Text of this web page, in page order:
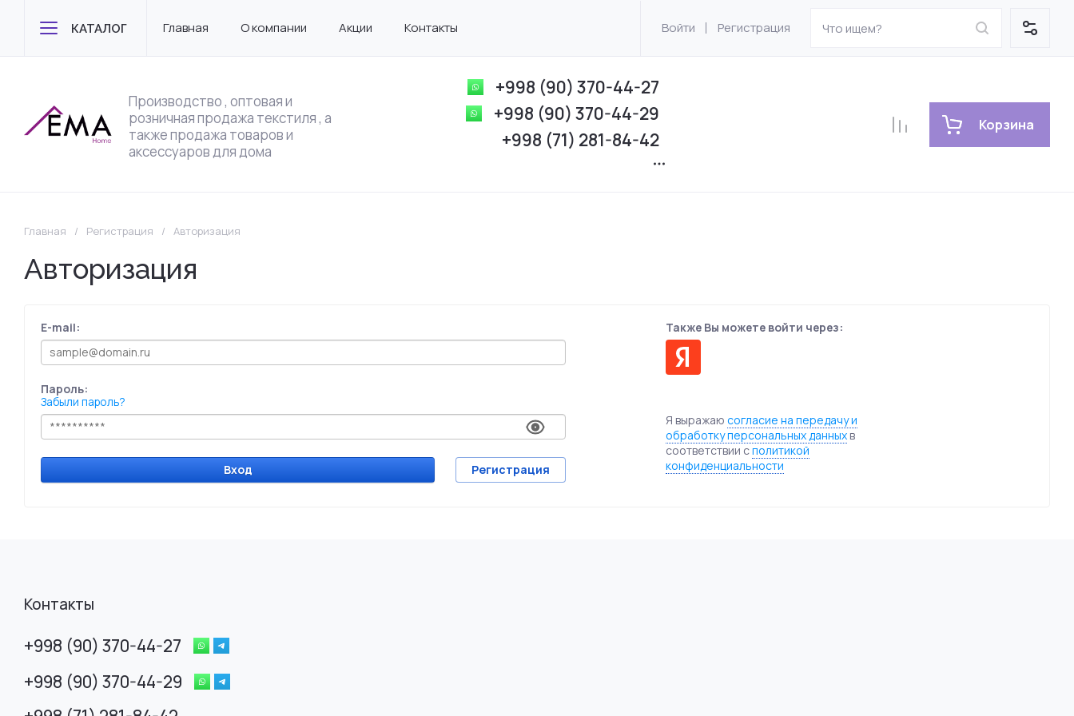
КАТАЛОГ Главная О компании Акции Контакты Войти Регистрация
Производство , оптовая и
розничная продажа текстиля , а
также продажа товаров и
аксессуаров для дома
+998 (90) 370-44-27
+998 (90) 370-44-29
+998 (71) 281-84-42
Корзина
Главная / Регистрация / Авторизация
Авторизация
E-mail:
Пароль:
Забыли пароль?
Регистрация
Вход
Также Вы можете войти через:
Я выражаю согласие на передачу и
обработку персональных данныхв
соответствии сполитикой
конфиденциальности
Контакты
+998 (90) 370-44-27
+998 (90) 370-44-29